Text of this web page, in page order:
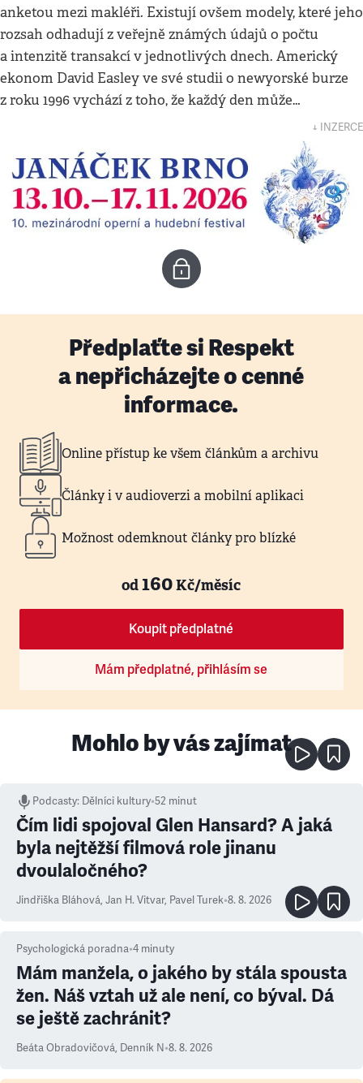
anketou mezi makléři. Existují ovšem modely, které jeho
rozsah odhadují z veřejně známých údajů o počtu
a intenzitě transakcí v jednotlivých dnech. Americký
ekonom David Easley ve své studii o newyorské burze
z roku 1996 vychází z toho, že každý den může…
↓ INZERCE
Předplaťte si Respekt
a nepřicházejte o cenné
informace.
Online přístup ke všem článkům a archivu
Články i v audioverzi a mobilní aplikaci
Možnost odemknout články pro blízké
od160Kč/měsíc
Koupit předplatné
Mám předplatné, přihlásím se
Mohlo by vás zajímat
Podcasty: Dělníci kultury•52 minut
Čím lidi spojoval Glen Hansard? A jaká
byla nejtěžší filmová role jinanu
dvoulaločného?
Jindřiška Bláhová, Jan H. Vitvar, Pavel Turek•8. 8. 2026
Psychologická poradna•4 minuty
Mám manžela, o jakého by stála spousta
žen. Náš vztah už ale není, co býval. Dá
se ještě zachránit?
Beáta Obradovičová, Denník N•8. 8. 2026